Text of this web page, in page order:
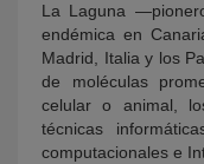
La Laguna
endémica en
Madrid, Italia y los
de moléculas
celular o animal,
técnicas
computacionales e